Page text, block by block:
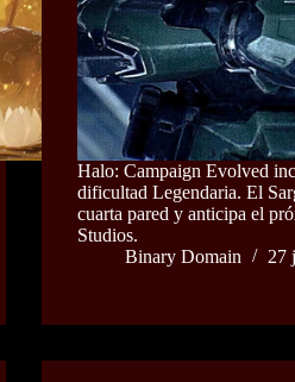
Halo: Campaign Evolved
dificultad Legendaria. El
cuarta pared y anticipa el
Studios.
Binary Domain
27